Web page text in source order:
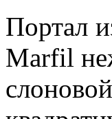
Портал
Marfil